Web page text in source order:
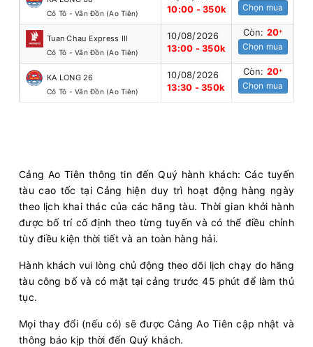
Cô Tô - Vân Đồn (Ao Tiên)
10:00 - 350k
Chọn mua
Tuan Chau Express III
Cô Tô - Vân Đồn (Ao Tiên)
10/08/2026
13:00 - 350k
Còn: 20+
Chọn mua
KA LONG 26
Cô Tô - Vân Đồn (Ao Tiên)
10/08/2026
13:30 - 350k
Còn: 20+
Chọn mua
Cảng Ao Tiên thông tin đến Quý hành khách: Các tuyến
tàu cao tốc tại Cảng hiện duy trì hoạt động hàng ngày
theo lịch khai thác của các hãng tàu. Thời gian khởi hành
được bố trí cố định theo từng tuyến và có thể điều chỉnh
tùy điều kiện thời tiết và an toàn hàng hải.
Hành khách vui lòng chủ động theo dõi lịch chạy do hãng
tàu công bố và có mặt tại cảng trước 45 phút để làm thủ
tục.
Mọi thay đổi (nếu có) sẽ được Cảng Ao Tiên cập nhật và
thông báo kịp thời đến Quý khách.